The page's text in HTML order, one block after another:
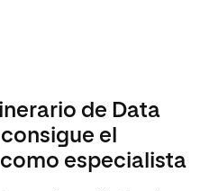
de Data
el
especialista